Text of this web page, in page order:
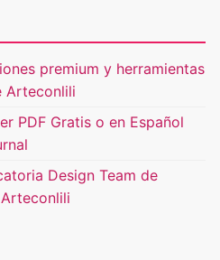
premium y herramientas
Arteconlili
PDF Gratis o en Español
Design Team de